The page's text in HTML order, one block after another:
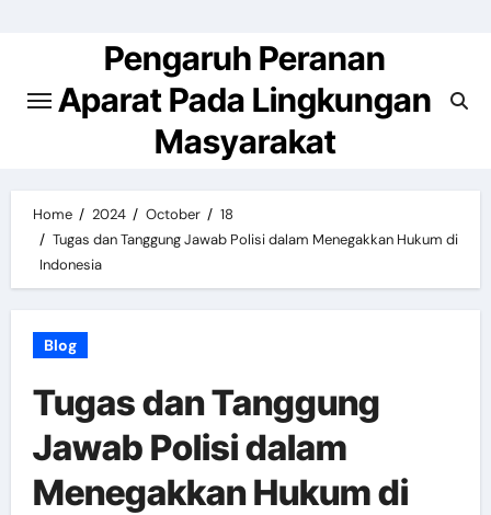
Pengaruh Peranan
Aparat Pada Lingkungan
Masyarakat
Home 2024 October
18
Tugas dan Tanggung Jawab Polisi dalam Menegakkan Hukum di
Indonesia
Blog
Tugas dan Tanggung
Jawab Polisi dalam
Menegakkan Hukum di